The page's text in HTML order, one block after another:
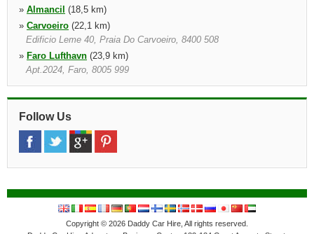
» Almancil (18,5 km)
» Carvoeiro (22,1 km)
Edificio Leme 40, Praia Do Carvoeiro, 8400 508
» Faro Lufthavn (23,9 km)
Apt.2024, Faro, 8005 999
»Faro Montenegro(24,1 km)
Estrada Do Aeroporto, Faro, 8000 124
Follow Us
Copyright © 2026 Daddy Car Hire, All rights reserved.